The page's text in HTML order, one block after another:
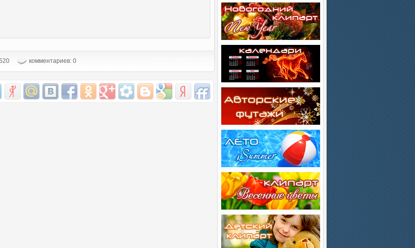
комментариев: 0